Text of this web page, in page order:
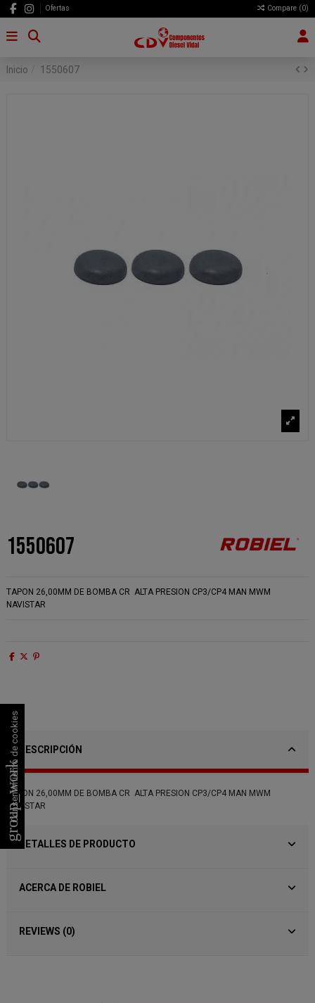
Ofertas Compare (0)
Inicio 1550607
1550607
TAPON 26,00MM DE BOMBA CR ALTA PRESION CP3/CP4 MAN MWM
NAVISTAR
DESCRIPCIÓN
TAPON 26,00MM DE BOMBA CR ALTA PRESION CP3/CP4 MAN MWM
NAVISTAR
DETALLES DE PRODUCTO
ACERCA DE ROBIEL
REVIEWS (0)
group_work
Consentimiento de cookies